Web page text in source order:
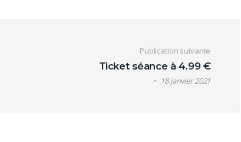
Publication suivante
Ticket séance à 4.99 €
18 janvier 2021